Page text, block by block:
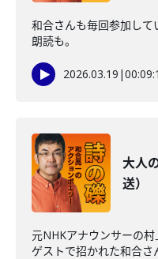
和合さんも毎回参加して
朗読も。
2026.03.19 |
大人
送）
元NHKアナウンサーの
ゲストで招かれた和合さ